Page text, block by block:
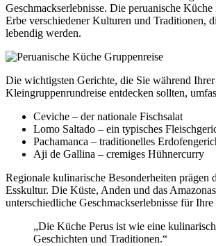
Geschmackserlebnisse. Die peruanische
Erbe verschiedener Kulturen und Traditionen,
lebendig werden.
Die wichtigsten Gerichte, die Sie während Ihrer
Kleingruppenrundreise entdecken sollten,
Ceviche – der nationale Fischsalat
Lomo Saltado – ein typisches
Pachamanca – traditionelles
Aji de Gallina – cremiges Hühnercurry
Regionale kulinarische Besonderheiten prägen
Esskultur. Die Küste, Anden und das
unterschiedliche Geschmackserlebnisse für
„Die Küche Perus ist wie eine
Geschichten und Traditionen.“